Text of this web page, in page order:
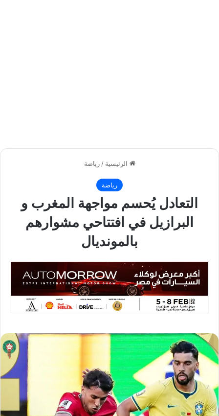
الرئيسية / رياضة
رياضة
التعادل يُحسم مواجهة المغرب و
البرازيل في افتتاحي مشوارهم
بالمونديال